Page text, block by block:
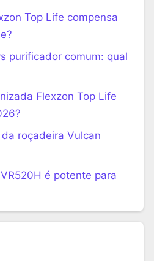
Top Life compensa
purificador comum: qual
Flexzon Top Life
roçadeira Vulcan
é potente para